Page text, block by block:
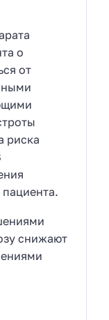
о
от
риска
снижают